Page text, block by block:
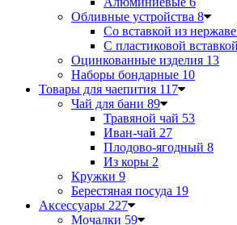
Обливные устройства 8
Со вставкой из
С пластиковой вставкой
Оцинкованные изделия 13
Наборы бондарные 10
Товары для чаепития 117
Чай для бани 89
Травяной чай 53
Иван-чай 27
Плодово-ягодный 8
Из коры 2
Кружки 9
Берестяная посуда 19
Аксессуары 227
Мочалки 59